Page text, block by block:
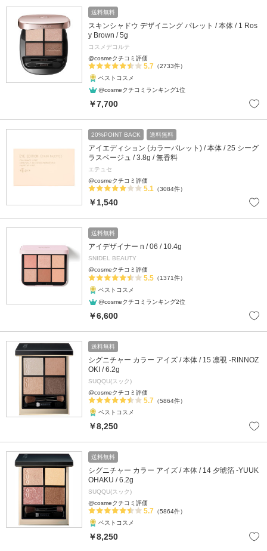
送料無料
スキンシャドウ デザイニング パレット / 本体 / 1 Ros
y Brown / 5g
コスメデコルテ
@cosmeクチコミ評価
5.7 （2733件）
ベストコスメ
@cosmeクチコミランキング1位
￥7,700
20%POINT BACK 送料無料
アイエディション (カラーパレット) / 本体 / 25 シーグ
ラスベージュ / 3.8g / 無香料
エテュセ
@cosmeクチコミ評価
5.1 （3084件）
￥1,540
送料無料
アイデザイナー n / 06 / 10.4g
SNIDEL BEAUTY
@cosmeクチコミ評価
5.5 （1371件）
ベストコスメ
@cosmeクチコミランキング2位
￥6,600
送料無料
シグニチャー カラー アイズ / 本体 / 15 凛覗 -RINNOZ
OKI / 6.2g
SUQQU(スック)
@cosmeクチコミ評価
5.7 （5864件）
ベストコスメ
￥8,250
送料無料
シグニチャー カラー アイズ / 本体 / 14 夕琥箔 -YUUK
OHAKU / 6.2g
SUQQU(スック)
@cosmeクチコミ評価
5.7 （5864件）
ベストコスメ
￥8,250